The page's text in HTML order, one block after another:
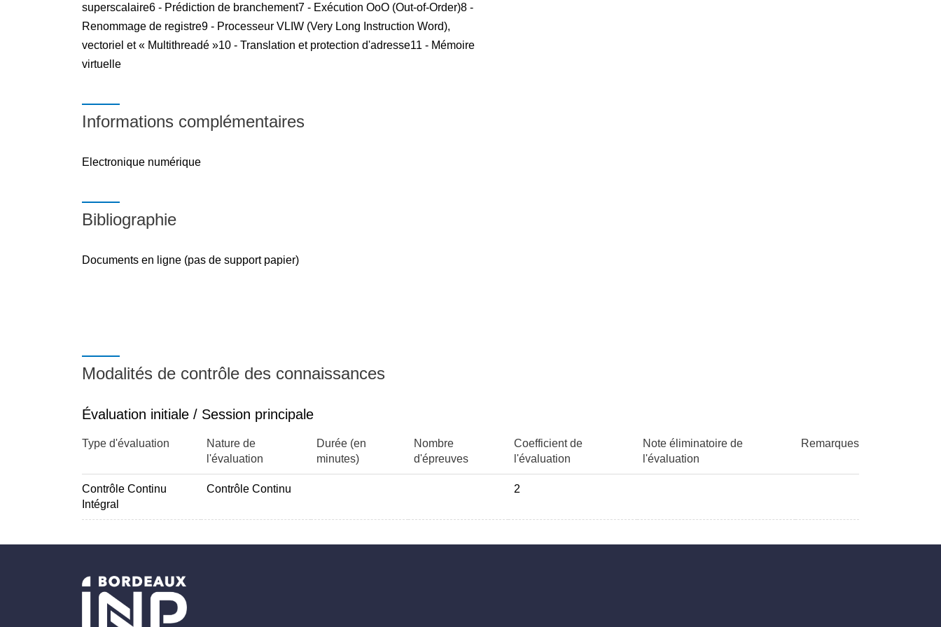
superscalaire6 - Prédiction de branchement7 - Exécution OoO (Out-of-Order)8 -
Renommage de registre9 - Processeur VLIW (Very Long Instruction Word),
vectoriel et « Multithreadé »10 - Translation et protection d'adresse11 - Mémoire
virtuelle
Informations complémentaires
Electronique numérique
Bibliographie
Documents en ligne (pas de support papier)
Modalités de contrôle des connaissances
Évaluation initiale / Session principale
Type d'évaluation
Nature de
l'évaluation
Durée (en
minutes)
Nombre
d'épreuves
Coefficient de
l'évaluation
Note éliminatoire de
l'évaluation
Remarques
Contrôle Continu
Intégral
Contrôle Continu 2